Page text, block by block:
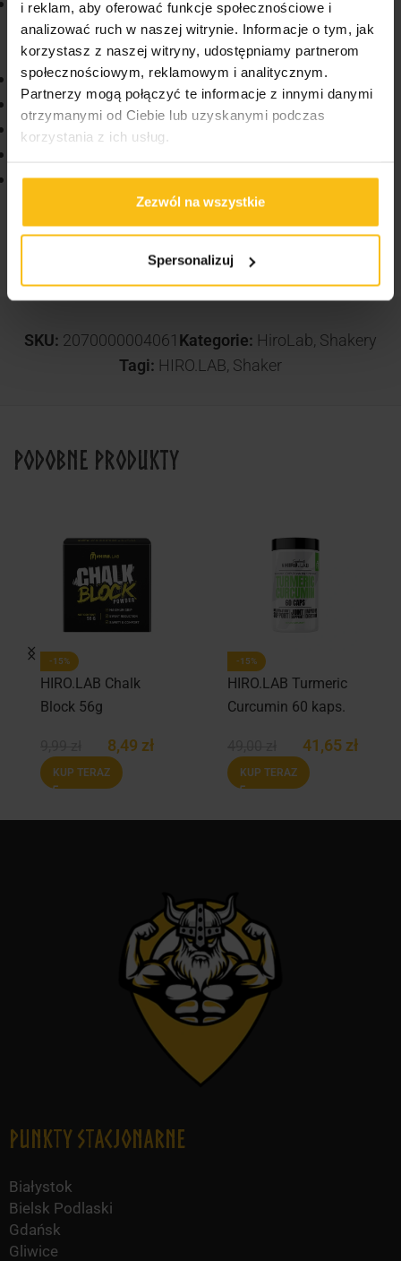
i reklam, aby oferować funkcje społecznościowe i
analizować ruch w naszej witrynie. Informacje o tym, jak
korzystasz z naszej witryny, udostępniamy partnerom
społecznościowym, reklamowym i analitycznym.
Partnerzy mogą połączyć te informacje z innymi danymi
otrzymanymi od Ciebie lub uzyskanymi podczas
korzystania z ich usług.
Zezwól na wszystkie
Spersonalizuj
BPA co jest potwierdzone odpowiednimi testami w
certyfikowanym ośrodku TÜV Rheinland
Pojemny, lekki shaker na trening i siłownię
Nie przejmuje zapachu przechowywanych płynów
Wysokiej jakości nadruk
Pojemnik na suplementy i dodatkowe porcje
odżywki, umieszczony w wygodnym miejscu
SKU: 2070000004061 Kategorie: HiroLab, Shakery
Tagi: HIRO.LAB, Shaker
Podobne produkty
-15%
HIRO.LAB Chalk
Block 56g
8,49 zł
KUP TERAZ
-15%
HIRO.LAB Turmeric
Curcumin 60 kaps.
41,65 zł
KUP TERAZ
Punkty Stacjonarne
Białystok
Bielsk Podlaski
Gdańsk
Gliwice